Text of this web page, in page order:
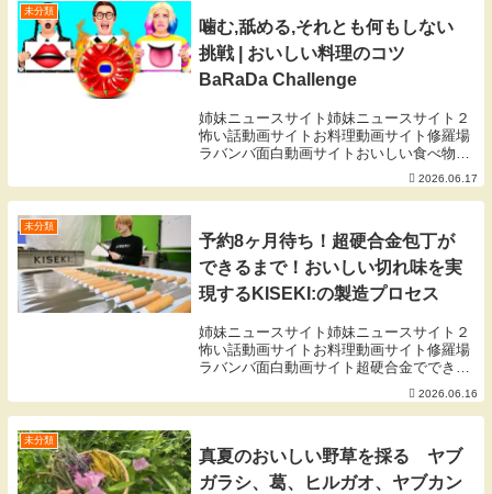
未分類
噛む,舐める,それとも何もしない
挑戦 | おいしい料理のコツ
BaRaDa Challenge
姉妹ニュースサイト姉妹ニュースサイト２
怖い話動画サイトお料理動画サイト修羅場
ラバンバ面白動画サイトおいしい食べ物は
丸ごと食べたいと常に思っていますが、誰
もが私たちの新しい挑戦に幸運をもたらす
わけではありません。甘いもの好きの衝動
2026.06.17
未分類
予約8ヶ月待ち！超硬合金包丁が
できるまで！おいしい切れ味を実
現するKISEKI:の製造プロセス
姉妹ニュースサイト姉妹ニュースサイト２
怖い話動画サイトお料理動画サイト修羅場
ラバンバ面白動画サイト超硬合金でできた
奇跡の包丁「KISEKI:」の製造工程に密着
しました。🔪 KISEKI:の購入 公式オンライ
ンストア：KISEKI: Amaz...
2026.06.16
未分類
真夏のおいしい野草を採る ヤブ
ガラシ、葛、ヒルガオ、ヤブカン